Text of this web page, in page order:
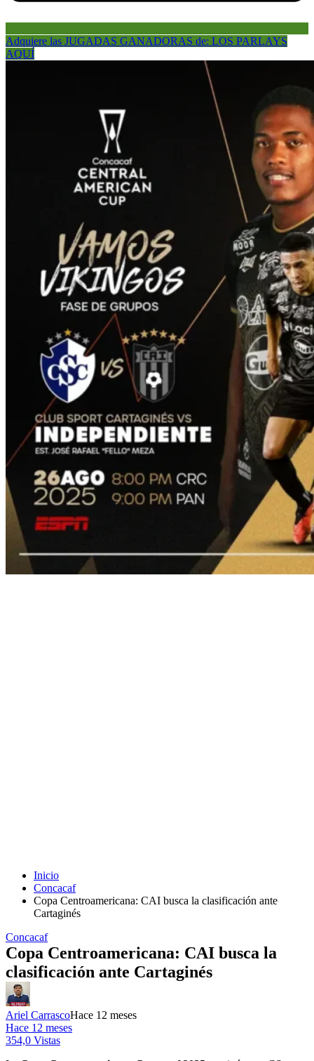
Adquiere las JUGADAS GANADORAS de: LOS PARLAYS
AQUÍ
Inicio
Concacaf
Copa Centroamericana: CAI busca la clasificación ante
Cartaginés
Concacaf
Copa Centroamericana: CAI busca la
clasificación ante Cartaginés
Ariel CarrascoHace 12 meses
Hace 12 meses
354,0 Vistas